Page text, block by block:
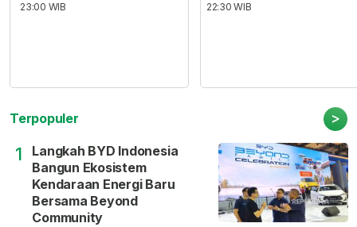
23:00 WIB
22:30 WIB
Terpopuler >
1
Langkah BYD Indonesia
Bangun Ekosistem
Kendaraan Energi Baru
Bersama Beyond
Community